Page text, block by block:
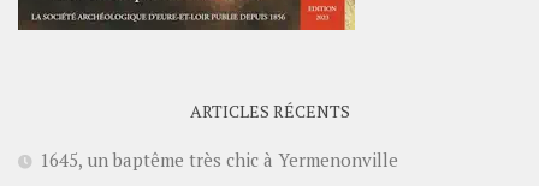
ARTICLES RÉCENTS
1645, un baptême très chic à Yermenonville